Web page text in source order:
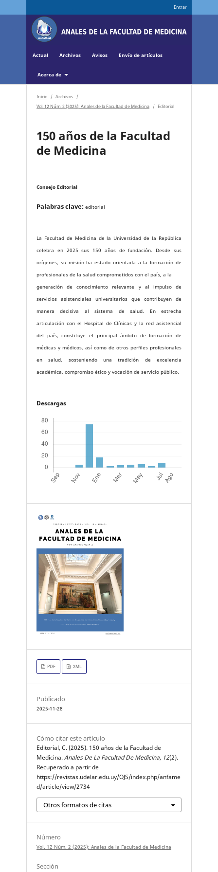
Actual Archivos Avisos Envío de artículos
Acerca de
Entrar
Inicio / Archivos
/
Vol. 12 Núm. 2 (2025): Anales de la Facultad de Medicina
/ Editorial
150 años de la Facultad
de Medicina
Consejo Editorial
Palabras clave: editorial
La Facultad de Medicina de la Universidad de la República
celebra en 2025 sus 150 años de fundación. Desde sus
orígenes, su misión ha estado orientada a la formación de
profesionales de la salud comprometidos con el país, a la
generación de conocimiento relevante y al impulso de
servicios asistenciales universitarios que contribuyen de
manera decisiva al sistema de salud. En estrecha
articulación con el Hospital de Clínicas y la red asistencial
del país, constituye el principal ámbito de formación de
médicas y médicos, así como de otros perfiles profesionales
en salud, sosteniendo una tradición de excelencia
académica, compromiso ético y vocación de servicio público.
Descargas
PDF XML
Publicado
2025-11-28
Cómo citar este artículo
Editorial, C. (2025). 150 años de la Facultad de
Medicina.Anales De La Facultad De Medicina, 12(2).
Recuperado a partir de
https://revistas.udelar.edu.uy/OJS/index.php/anfame
d/article/view/2734
Otros formatos de citas
Número
Vol. 12 Núm. 2 (2025): Anales de la Facultad de Medicina
Sección